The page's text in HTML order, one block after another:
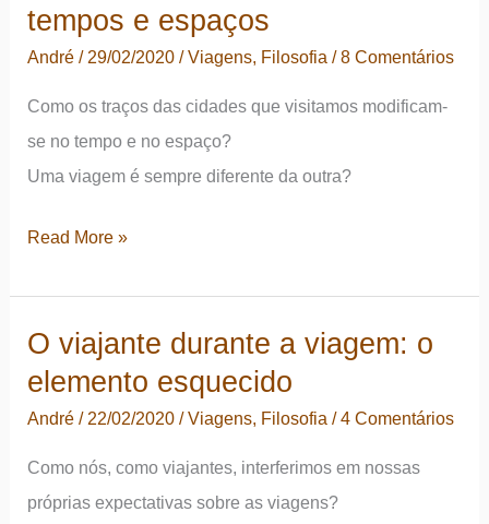
da
emoção
ou
contemplação?)
tempos e espaços
André/ 29/02/2020/Viagens, Filosofia /8 Comentários
Como os traços das cidades que visitamos modificam-
se no tempo e no espaço?
Uma viagem é sempre diferente da outra?
Locais
sua
caracterização
em
e
Read More »
O viajante durante a viagem: o
elemento esquecido
André/ 22/02/2020/Viagens, Filosofia /4 Comentários
Como nós, como viajantes, interferimos em nossas
próprias expectativas sobre as viagens?